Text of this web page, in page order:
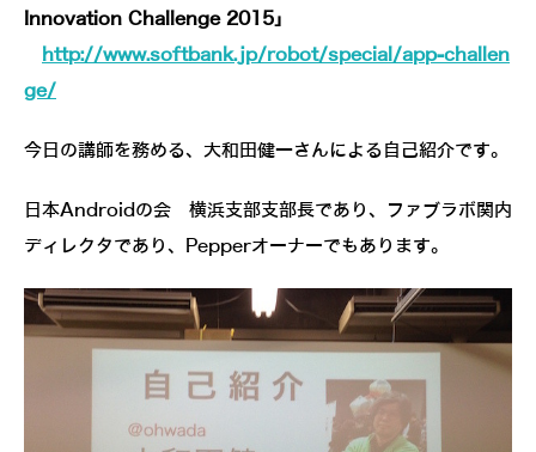
Innovation Challenge 2015」
http://www.softbank.jp/robot/special/app-challen
ge/
今日の講師を務める、大和田健一さんによる自己紹介です。
日本Androidの会 横浜支部支部長であり、ファブラボ関内
ディレクタであり、Pepperオーナーでもあります。